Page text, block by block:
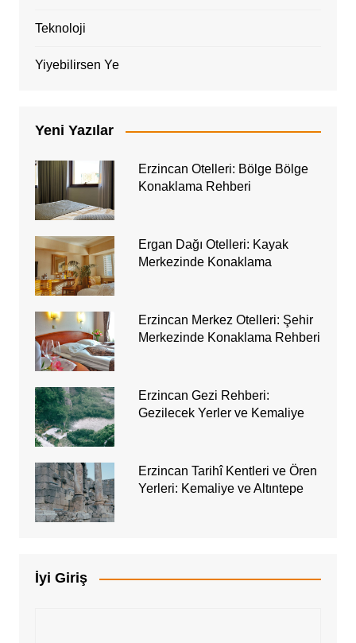
Teknoloji
Yiyebilirsen Ye
Yeni Yazılar
Erzincan Otelleri: Bölge Bölge
Konaklama Rehberi
Ergan Dağı Otelleri: Kayak
Merkezinde Konaklama
Erzincan Merkez Otelleri: Şehir
Merkezinde Konaklama Rehberi
Erzincan Gezi Rehberi:
Gezilecek Yerler ve Kemaliye
Erzincan Tarihî Kentleri ve Ören
Yerleri: Kemaliye ve Altıntepe
İyi Giriş